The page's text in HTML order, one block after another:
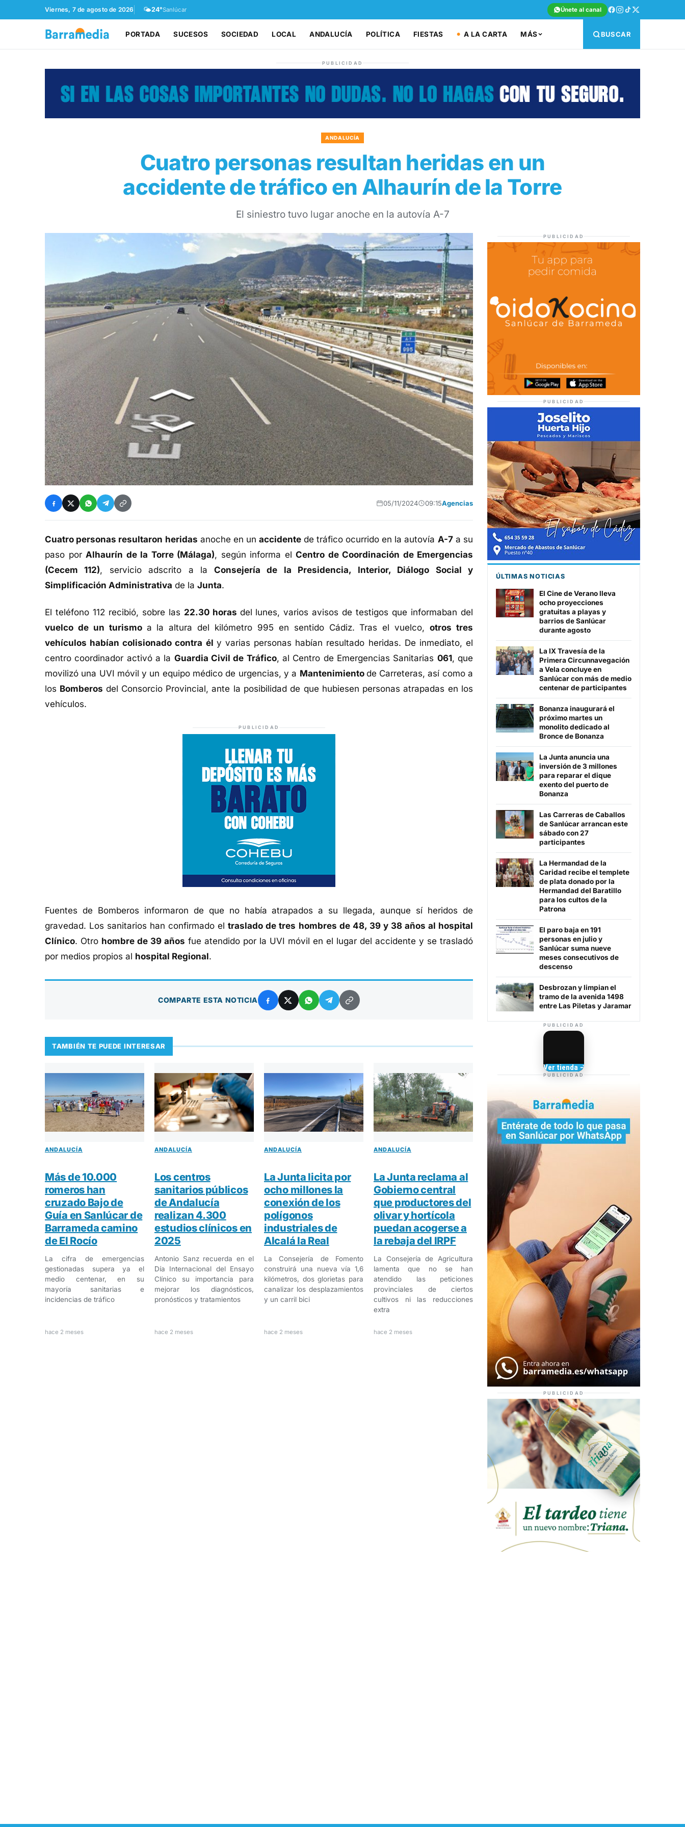
Viernes, 7 de agosto de 2026 🌤️24°Sanlúcar Únete al canal
PORTADA SUCESOS SOCIEDAD LOCAL ANDALUCÍA POLÍTICA FIESTAS A LA CARTA MÁS BUSCAR
PUBLICIDAD
ANDALUCÍA
Cuatro personas resultan heridas en un
accidente de tráfico en Alhaurín de la Torre
El siniestro tuvo lugar anoche en la autovía A-7
05/11/2024 09:15Agencias
Cuatro personas resultaron heridas anoche en unaccidente de tráfico ocurrido en la autovía A-7a su
paso por Alhaurín de la Torre (Málaga), según informa el Centro de Coordinación de Emergencias
(Cecem 112), servicio adscrito a la Consejería de la Presidencia, Interior, Diálogo Social y
Simplificación Administrativa de la Junta.
El teléfono 112 recibió, sobre las 22.30 horas del lunes, varios avisos de testigos que informaban del
vuelco de un turismo a la altura del kilómetro 995 en sentido Cádiz. Tras el vuelco,otros tres
vehículos habían colisionado contra él y varias personas habían resultado heridas. De inmediato, el
centro coordinador activó a la Guardia Civil de Tráfico, al Centro de Emergencias Sanitarias 061, que
movilizó una UVI móvil y un equipo médico de urgencias, y a Mantenimiento de Carreteras, así como a
los Bomberos del Consorcio Provincial, ante la posibilidad de que hubiesen personas atrapadas en los
vehículos.
PUBLICIDAD
Fuentes de Bomberos informaron de que no había atrapados a su llegada, aunque sí heridos de
gravedad. Los sanitarios han confirmado eltraslado de tres hombres de 48, 39 y 38 años al hospital
Clínico. Otro hombre de 39 años fue atendido por la UVI móvil en el lugar del accidente y se trasladó
por medios propios al hospital Regional.
COMPARTE ESTA NOTICIA
TAMBIÉN TE PUEDE INTERESAR
ANDALUCÍA
Más de 10.000
romeros han
cruzado Bajo de
Guía en Sanlúcar de
Barrameda camino
de El Rocío
La cifra de emergencias
gestionadas supera ya el
medio centenar, en su
mayoría sanitarias e
incidencias de tráfico
hace 2 meses
ANDALUCÍA
Los centros
sanitarios públicos
de Andalucía
realizan 4.300
estudios clínicos en
2025
Antonio Sanz recuerda en el
Día Internacional del Ensayo
Clínico su importancia para
mejorar los diagnósticos,
pronósticos y tratamientos
hace 2 meses
ANDALUCÍA
La Junta licita por
ocho millones la
conexión de los
polígonos
industriales de
Alcalá la Real
La Consejería de Fomento
construirá una nueva vía 1,6
kilómetros, dos glorietas para
canalizar los desplazamientos
y un carril bici
hace 2 meses
ANDALUCÍA
La Junta reclama al
Gobierno central
que productores del
olivar y hortícola
puedan acogerse a
la rebaja del IRPF
La Consejería de Agricultura
lamenta que no se han
atendido las peticiones
provinciales de ciertos
cultivos ni las reducciones
extra
hace 2 meses
PUBLICIDAD
PUBLICIDAD
ÚLTIMAS NOTICIAS
El Cine de Verano lleva
ocho proyecciones
gratuitas a playas y
barrios de Sanlúcar
durante agosto
La IX Travesía de la
Primera Circunnavegación
a Vela concluye en
Sanlúcar con más de medio
centenar de participantes
Bonanza inaugurará el
próximo martes un
monolito dedicado al
Bronce de Bonanza
La Junta anuncia una
inversión de 3 millones
para reparar el dique
exento del puerto de
Bonanza
Las Carreras de Caballos
de Sanlúcar arrancan este
sábado con 27
participantes
La Hermandad de la
Caridad recibe el templete
de plata donado por la
Hermandad del Baratillo
para los cultos de la
Patrona
El paro baja en 191
personas en julio y
Sanlúcar suma nueve
meses consecutivos de
descenso
Desbrozan y limpian el
tramo de la avenida 1498
entre Las Piletas y Jaramar
PUBLICIDAD
TIENDA DE
Camisetas de Sanlúcar
Ver tienda →
PUBLICIDAD
PUBLICIDAD